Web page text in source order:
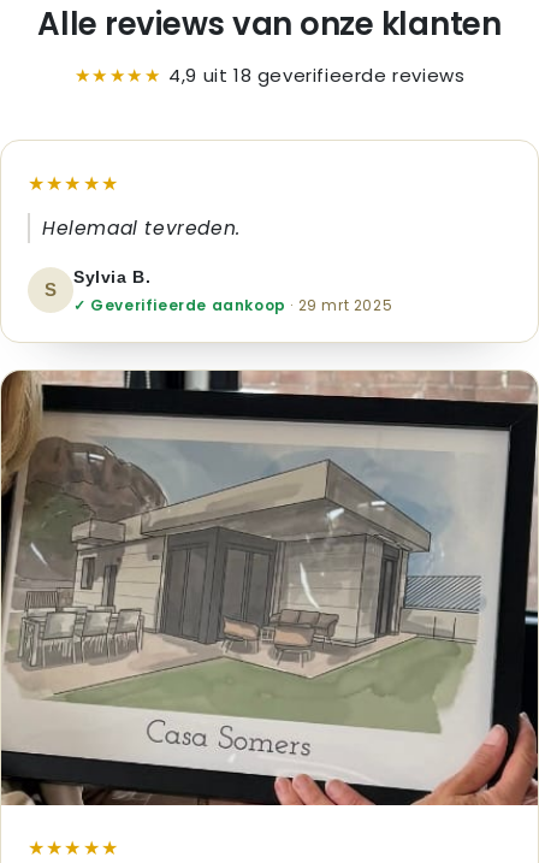
Alle reviews van onze klanten
★★★★★ 4,9 uit 18 geverifieerde reviews
★★★★★
Helemaal tevreden.
S
Sylvia B.
✓ Geverifieerde aankoop · 29 mrt 2025
★★★★★